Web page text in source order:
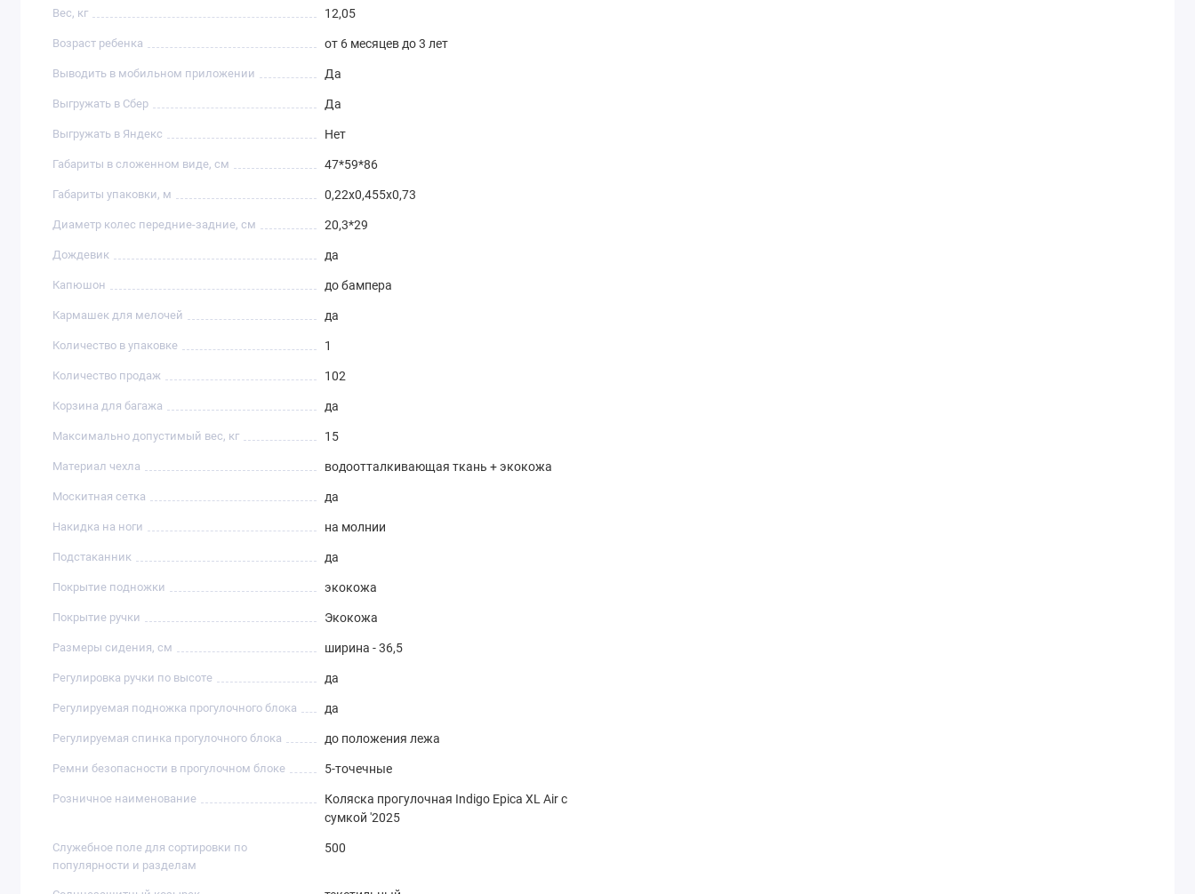
Вес, кг 12,05
Возраст ребенка от 6 месяцев до 3 лет
Выводить в мобильном приложении Да
Выгружать в Сбер Да
Выгружать в Яндекс Нет
Габариты в сложенном виде, см 47*59*86
Габариты упаковки, м 0,22х0,455х0,73
Диаметр колес передние-задние, см 20,3*29
Дождевик да
Капюшон до бампера
Кармашек для мелочей да
Количество в упаковке 1
Количество продаж 102
Корзина для багажа да
Максимально допустимый вес, кг 15
Материал чехла водоотталкивающая ткань + экокожа
Москитная сетка да
Накидка на ноги на молнии
Подстаканник да
Покрытие подножки экокожа
Покрытие ручки Экокожа
Размеры сидения, см ширина - 36,5
Регулировка ручки по высоте да
Регулируемая подножка прогулочного блока да
Регулируемая спинка прогулочного блока до положения лежа
Ремни безопасности в прогулочном блоке 5-точечные
Розничное наименование
Коляска прогулочная Indigo Epica XL Air с
сумкой '2025
Служебное поле для сортировки по
популярности и разделам
500